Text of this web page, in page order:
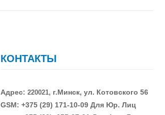
КОНТАКТЫ
Адрес: 220021, г.Минск, ул. Котовского 56
GSM: +375 (29) 171-10-09 Для Юр. Лиц